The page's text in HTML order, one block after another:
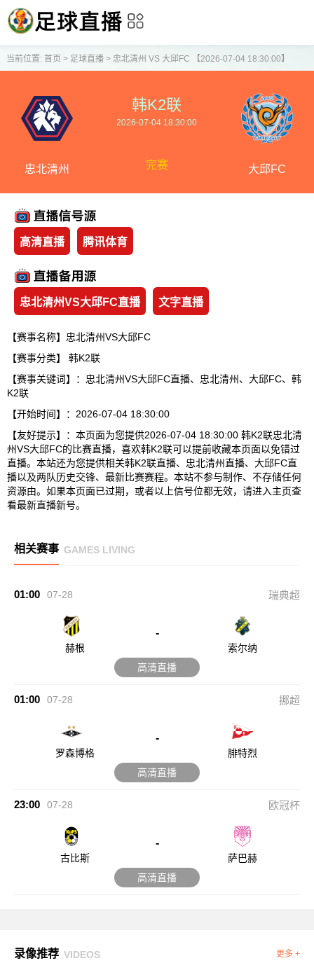
当前位置: 首页 > 足球直播> 忠北清州 VS 大邱FC 【2026-07-04 18:30:00】
忠北清州
韩K2联
2026-07-04 18:30:00
完赛 大邱FC
高清直播 腾讯体育
忠北清州VS大邱FC直播 文字直播
【赛事名称】忠北清州VS大邱FC
【赛事分类】 韩K2联
【赛事关键词】：忠北清州VS大邱FC直播、忠北清州、大邱FC、韩
K2联
【开始时间】：2026-07-04 18:30:00
【友好提示】：本页面为您提供2026-07-04 18:30:00 韩K2联忠北清
州VS大邱FC的比赛直播，喜欢韩K2联可以提前收藏本页面以免错过
直播。本站还为您提供相关韩K2联直播、忠北清州直播、大邱FC直
播以及两队历史交锋、最新比赛赛程。本站不参与制作、不存储任何
资源由。如果本页面已过期，或者以上信号位都无效，请进入主页查
看最新直播新号。
相关赛事 GAMES LIVING
01:00 07-28 瑞典超
赫根
-
索尔纳
高清直播
01:00 07-28 挪超
罗森博格
-
腓特烈
高清直播
23:00 07-28 欧冠杯
古比斯
-
萨巴赫
高清直播
录像推荐 VIDEOS 更多 +